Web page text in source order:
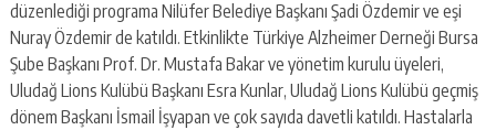
düzenlediği programa Nilüfer Belediye Başkanı Şadi Özdemir ve eşi
Nuray Özdemir de katıldı. Etkinlikte Türkiye Alzheimer Derneği Bursa
Şube Başkanı Prof. Dr. Mustafa Bakar ve yönetim kurulu üyeleri,
Uludağ Lions Kulübü Başkanı Esra Kunlar, Uludağ Lions Kulübü geçmiş
dönem Başkanı İsmail İşyapan ve çok sayıda davetli katıldı. Hastalarla